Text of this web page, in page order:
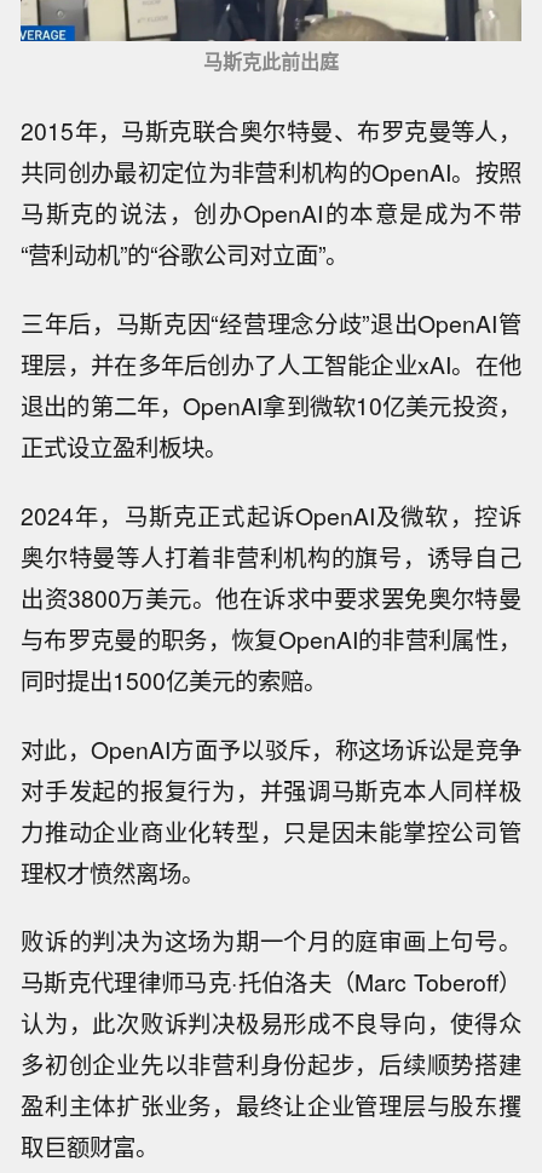
马斯克此前出庭
2015年，马斯克联合奥尔特曼、布罗克曼等人，
共同创办最初定位为非营利机构的OpenAI。按照
马斯克的说法，创办OpenAI的本意是成为不带
“营利动机”的“谷歌公司对立面”。
三年后，马斯克因“经营理念分歧”退出OpenAI管
理层，并在多年后创办了人工智能企业xAI。在他
退出的第二年，OpenAI拿到微软10亿美元投资，
正式设立盈利板块。
2024年，马斯克正式起诉OpenAI及微软，控诉
奥尔特曼等人打着非营利机构的旗号，诱导自己
出资3800万美元。他在诉求中要求罢免奥尔特曼
与布罗克曼的职务，恢复OpenAI的非营利属性，
同时提出1500亿美元的索赔。
对此，OpenAI方面予以驳斥，称这场诉讼是竞争
对手发起的报复行为，并强调马斯克本人同样极
力推动企业商业化转型，只是因未能掌控公司管
理权才愤然离场。
败诉的判决为这场为期一个月的庭审画上句号。
马斯克代理律师马克·托伯洛夫（Marc Toberoff）
认为，此次败诉判决极易形成不良导向，使得众
多初创企业先以非营利身份起步，后续顺势搭建
盈利主体扩张业务，最终让企业管理层与股东攫
取巨额财富。